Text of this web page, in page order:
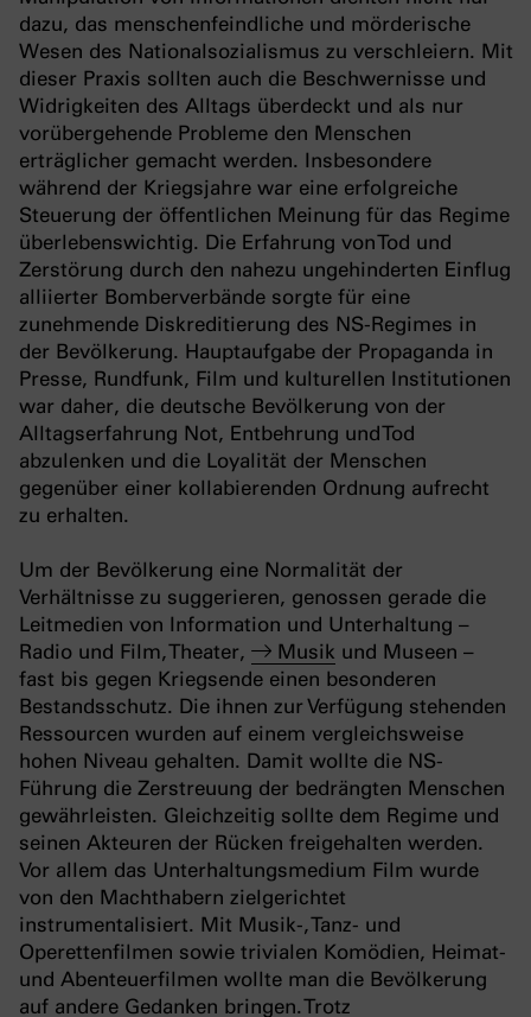
dazu, das menschenfeindliche und mörderische
Wesen des Nationalsozialismus zu verschleiern. Mit
dieser Praxis sollten auch die Beschwernisse und
Widrigkeiten des Alltags überdeckt und als nur
vorübergehende Probleme den Menschen
erträglicher gemacht werden. Insbesondere
während der Kriegsjahre war eine erfolgreiche
Steuerung der öffentlichen Meinung für das Regime
überlebenswichtig. Die Erfahrung von Tod und
Zerstörung durch den nahezu ungehinderten Einflug
alliierter Bomberverbände sorgte für eine
zunehmende Diskreditierung des NS-Regimes in
der Bevölkerung. Hauptaufgabe der Propaganda in
Presse, Rundfunk, Film und kulturellen Institutionen
war daher, die deutsche Bevölkerung von der
Alltagserfahrung Not, Entbehrung und Tod
abzulenken und die Loyalität der Menschen
gegenüber einer kollabierenden Ordnung aufrecht
zu erhalten.
Um der Bevölkerung eine Normalität der
Verhältnisse zu suggerieren, genossen gerade die
Leitmedien von Information und Unterhaltung –
Radio und Film, Theater,
Musik und Museen –
fast bis gegen Kriegsende einen besonderen
Bestandsschutz. Die ihnen zur Verfügung stehenden
Ressourcen wurden auf einem vergleichsweise
hohen Niveau gehalten. Damit wollte die NS-
Führung die Zerstreuung der bedrängten Menschen
gewährleisten. Gleichzeitig sollte dem Regime und
seinen Akteuren der Rücken freigehalten werden.
Vor allem das Unterhaltungsmedium Film wurde
von den Machthabern zielgerichtet
instrumentalisiert. Mit Musik-, Tanz- und
Operettenfilmen sowie trivialen Komödien, Heimat-
und Abenteuerfilmen wollte man die Bevölkerung
auf andere Gedanken bringen. Trotz